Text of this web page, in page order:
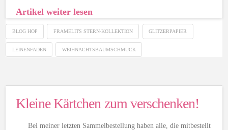
Artikel weiter lesen
BLOG HOP FRAMELITS STERN-KOLLEKTION GLITZERPAPIER
LEINENFADEN WEIHNACHTSBAUMSCHMUCK
Kleine Kärtchen zum verschenken!
Bei meiner letzten Sammelbestellung haben alle, die mitbestellt